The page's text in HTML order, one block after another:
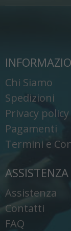
Chi Siamo
Spedizioni
Privacy policy
Pagamenti
Termini e
ASSISTENZA
Assistenza
Contatti
FAQ